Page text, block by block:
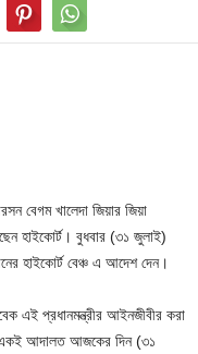
বেগম খালেদা জিয়ার জিয়া
হাইকোর্ট। বুধবার (৩১ জুলাই)
হাইকোর্ট বেঞ্চ এ আদেশ দেন।
এই প্রধানমন্ত্রীর আইনজীবীর করা
আদালত আজকের দিন (৩১